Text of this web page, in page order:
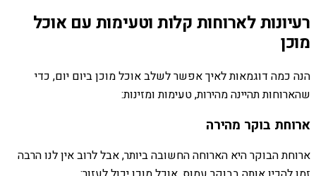
רעיונות לארוחות קלות וטעימות עם אוכל
מוכן
הנה כמה דוגמאות לאיך אפשר לשלב אוכל מוכן ביום יום, כדי
שהארוחות תהיינה מהירות, טעימות ומזינות:
ארוחת בוקר מהירה
ארוחת הבוקר היא הארוחה החשובה ביותר, אבל לרוב אין לנו הרבה